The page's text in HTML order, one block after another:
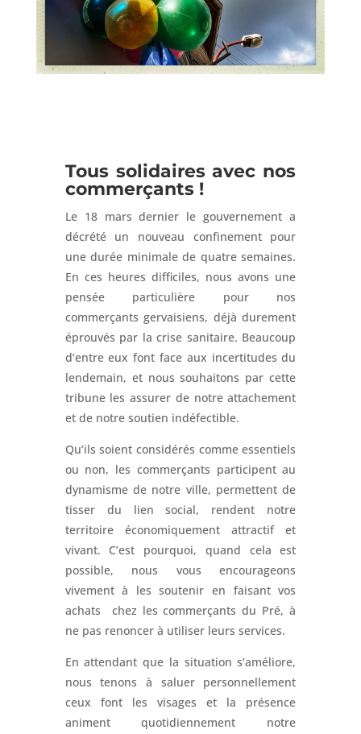
Tous solidaires avec nos
commerçants !
Le 18 mars dernier le gouvernement a
décrété un nouveau confinement pour
une durée minimale de quatre semaines.
En ces heures difficiles, nous avons une
pensée particulière pour nos
commerçants gervaisiens, déjà durement
éprouvés par la crise sanitaire. Beaucoup
d’entre eux font face aux incertitudes du
lendemain, et nous souhaitons par cette
tribune les assurer de notre attachement
et de notre soutien indéfectible.
Qu’ils soient considérés comme essentiels
ou non, les commerçants participent au
dynamisme de notre ville, permettent de
tisser du lien social, rendent notre
territoire économiquement attractif et
vivant. C’est pourquoi, quand cela est
possible, nous vous encourageons
vivement à les soutenir en faisant vos
achats chez les commerçants du Pré, à
ne pas renoncer à utiliser leurs services.
En attendant que la situation s’améliore,
nous tenons à saluer personnellement
ceux font les visages et la présence
animent quotidiennement notre